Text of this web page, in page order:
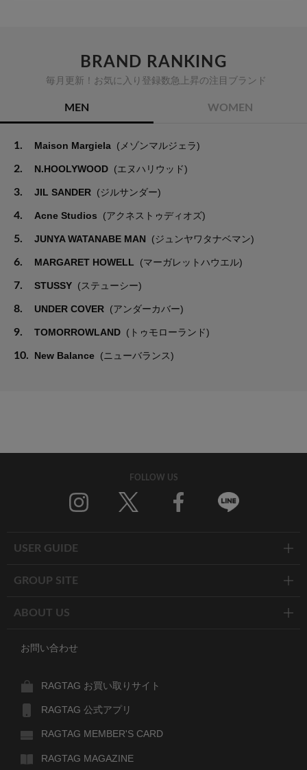
BRAND RANKING
毎月更新！お気に入り登録数急上昇の注目ブランド
MEN WOMEN
1. Maison Margiela (メゾンマルジェラ)
2. N.HOOLYWOOD (エヌハリウッド)
3. JIL SANDER (ジルサンダー)
4. Acne Studios (アクネストゥディオズ)
5. JUNYA WATANABE MAN (ジュンヤワタナベマン)
6. MARGARET HOWELL (マーガレットハウエル)
7. STUSSY (ステューシー)
8. UNDER COVER (アンダーカバー)
9. TOMORROWLAND (トゥモローランド)
10. New Balance (ニューバランス)
FOLLOW US
USER GUIDE
GROUP SITE
ABOUT US
お問い合わせ
RAGTAG お買い取りサイト
RAGTAG 公式アプリ
RAGTAG MEMBER'S CARD
RAGTAG MAGAZINE